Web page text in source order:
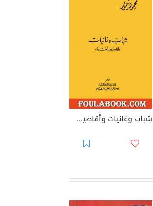
شباب وغانيات وأقاصيص أخرى